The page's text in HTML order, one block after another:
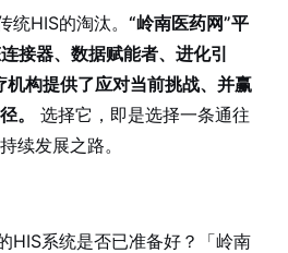
统HIS的淘汰。 “岭南医药网”平
接器、数据赋能者、进化引
机构提供了应对当前挑战、并赢
。
选择它，即是选择一条通往
续发展之路。
HIS系统是否已准备好？「岭南